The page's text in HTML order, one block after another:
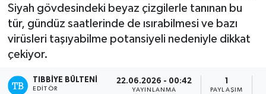
Siyah gövdesindeki beyaz çizgilerle tanınan bu
tür, gündüz saatlerinde de ısırabilmesi ve bazı
virüsleri taşıyabilme potansiyeli nedeniyle dikkat
çekiyor.
TIBBIYE BÜLTENI
EDITÖR
22.06.2026 - 00:42
YAYINLANMA PAYLAŞIM